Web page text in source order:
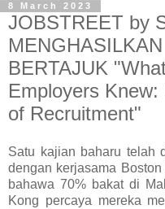
8 March 2023
JOBSTREET by
BERTAJUK
Employers
of Recruitment"
Satu kajian baharu telah
dengan kerjasama
bahawa 70% bakat di
Kong percaya mereka